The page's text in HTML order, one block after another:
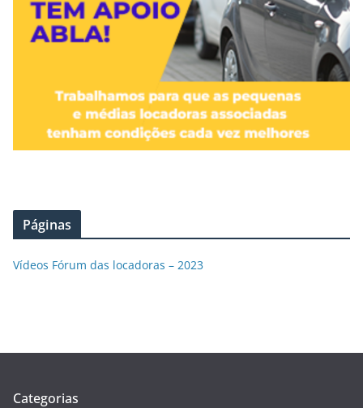
Páginas
Vídeos Fórum das locadoras – 2023
Categorias